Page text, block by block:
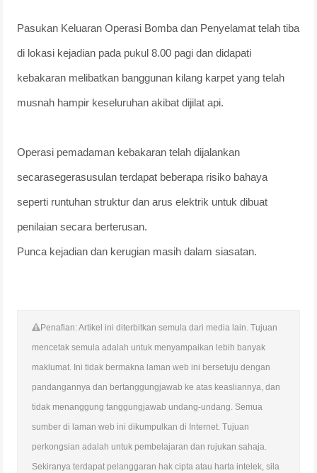
Pasukan Keluaran Operasi Bomba dan Penyelamat telah tiba
di lokasi kejadian pada pukul 8.00 pagi dan didapati
kebakaran melibatkan banggunan kilang karpet yang telah
musnah hampir keseluruhan akibat dijilat api.
Operasi pemadaman kebakaran telah dijalankan
secarasegerasusulan terdapat beberapa risiko bahaya
seperti runtuhan struktur dan arus elektrik untuk dibuat
penilaian secara berterusan.
Punca kejadian dan kerugian masih dalam siasatan.
Penafian: Artikel ini diterbitkan semula dari media lain. Tujuan
mencetak semula adalah untuk menyampaikan lebih banyak
maklumat. Ini tidak bermakna laman web ini bersetuju dengan
pandangannya dan bertanggungjawab ke atas keasliannya, dan
tidak menanggung tanggungjawab undang-undang. Semua
sumber di laman web ini dikumpulkan di Internet. Tujuan
perkongsian adalah untuk pembelajaran dan rujukan sahaja.
Sekiranya terdapat pelanggaran hak cipta atau harta intelek, sila